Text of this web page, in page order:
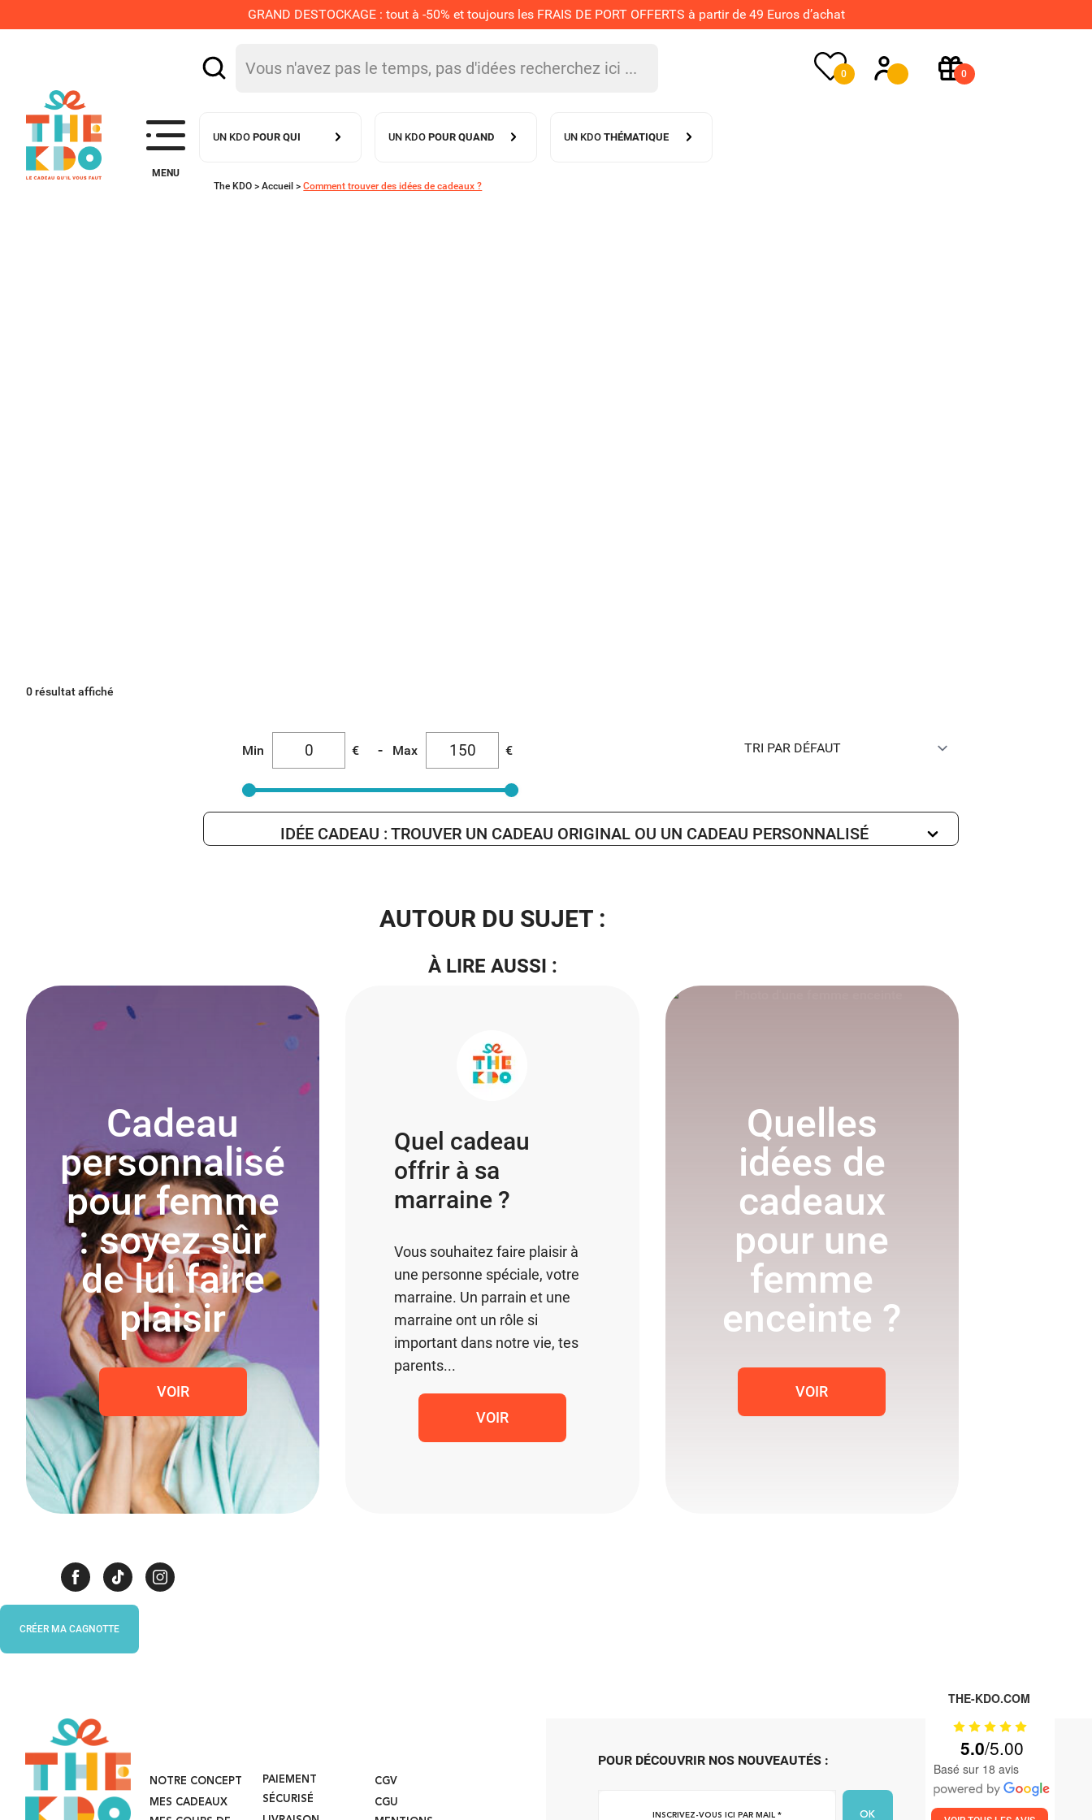
GRAND DESTOCKAGE : tout à -50% et toujours les FRAIS DE PORT OFFERTS à partir de 49 Euros d’achat
MENU
0 0
UN KDOPOUR QUI UN KDOPOUR QUAND UN KDOTHÉMATIQUE
The KDO >Accueil >Comment trouver des idées de cadeaux ?
0 résultat affiché
Min € - Max €
IDÉE CADEAU : TROUVER UN CADEAU ORIGINAL OU UN CADEAU PERSONNALISÉ
AUTOUR DU SUJET :
À LIRE AUSSI :
Cadeau
personnalisé
pour femme
: soyez sûr
de lui faire
plaisir
VOIR
Quel cadeau
offrir à sa
marraine ?
Vous souhaitez faire plaisir à
une personne spéciale, votre
marraine. Un parrain et une
marraine ont un rôle si
important dans notre vie, tes
parents...
VOIR
Quelles
idées de
cadeaux
pour une
femme
enceinte ?
VOIR
CRÉER MA CAGNOTTE
NOTRE CONCEPT
MES CADEAUX
PAIEMENT
SÉCURISÉ
CGV
CGU
POUR DÉCOUVRIR NOS NOUVEAUTÉS :
THE-KDO.COM
5.0
Basé sur 18 avis